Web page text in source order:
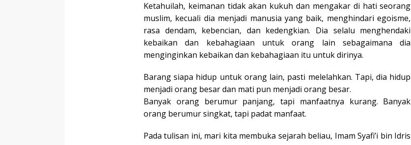
Ketahuilah, keimanan tidak akan kukuh dan mengakar di hati seorang
muslim, kecuali dia menjadi manusia yang baik, menghindari egoisme,
rasa dendam, kebencian, dan kedengkian. Dia selalu menghendaki
kebaikan dan kebahagiaan untuk orang lain sebagaimana dia
menginginkan kebaikan dan kebahagiaan itu untuk dirinya.
Barang siapa hidup untuk orang lain, pasti melelahkan. Tapi, dia hidup
menjadi orang besar dan mati pun menjadi orang besar.
Banyak orang berumur panjang, tapi manfaatnya kurang. Banyak
orang berumur singkat, tapi padat manfaat.
Pada tulisan ini, mari kita membuka sejarah beliau, Imam Syafi’i bin Idris